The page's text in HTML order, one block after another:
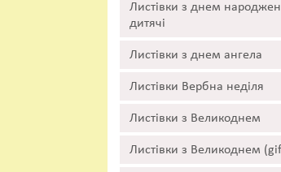
Листівки з днем
дитячі
Листівки з днем ангела
Листівки Вербна неділя
Листівки з Великоднем
Листівки з Великоднем